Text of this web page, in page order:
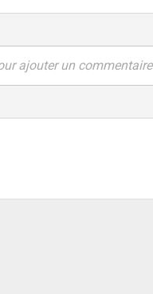
ajouter un commentaire